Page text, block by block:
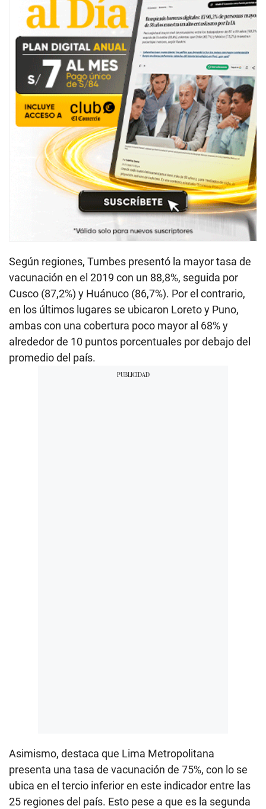
Según regiones, Tumbes presentó la mayor tasa de
vacunación en el 2019 con un 88,8%, seguida por
Cusco (87,2%) y Huánuco (86,7%). Por el contrario,
en los últimos lugares se ubicaron Loreto y Puno,
ambas con una cobertura poco mayor al 68% y
alrededor de 10 puntos porcentuales por debajo del
promedio del país.
Asimismo, destaca que Lima Metropolitana
presenta una tasa de vacunación de 75%, con lo se
ubica en el tercio inferior en este indicador entre las
25 regiones del país. Esto pese a que es la segunda